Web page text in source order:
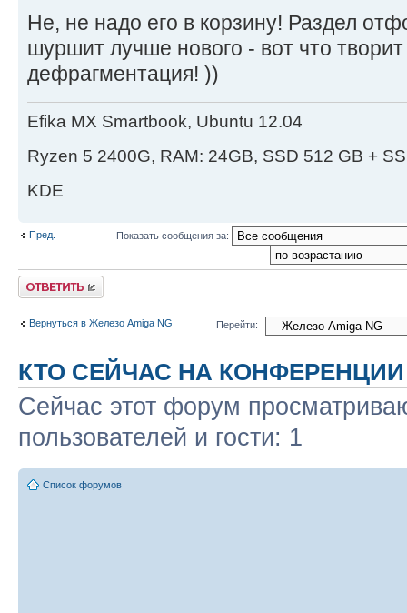
Не, не надо его в корзину! Раздел
шуршит лучше нового - вот что
дефрагментация! ))
Efika MX Smartbook, Ubuntu 12.04
Ryzen 5 2400G, RAM: 24GB, SSD 512 GB +
KDE
Пред. Показать сообщения за:
Ответить
Вернуться в Железо Amiga NG Перейти:
КТО СЕЙЧАС НА КОНФЕРЕНЦИИ
Сейчас этот форум
пользователей и гости: 1
Список форумов